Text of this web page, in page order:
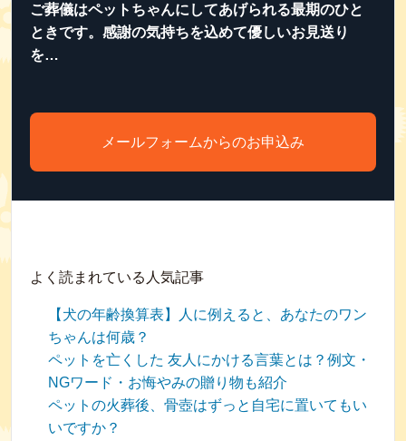
ご葬儀はペットちゃんにしてあげられる最期のひと
ときです。感謝の気持ちを込めて優しいお見送り
を…
メールフォームからのお申込み
よく読まれている人気記事
【犬の年齢換算表】人に例えると、あなたのワン
ちゃんは何歳？
ペットを亡くした 友人にかける言葉とは？例文・
NGワード・お悔やみの贈り物も紹介
ペットの火葬後、骨壺はずっと自宅に置いてもい
いですか？